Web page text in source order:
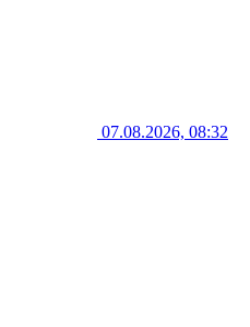
07.08.2026, 08:32